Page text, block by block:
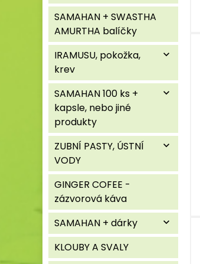
SAMAHAN + SWASTHA
AMURTHA balíčky
IRAMUSU, pokožka,
krev
expand_more
SAMAHAN 100 ks +
kapsle, nebo jiné
produkty
expand_more
ZUBNÍ PASTY, ÚSTNÍ
VODY
expand_more
GINGER COFEE -
zázvorová káva
SAMAHAN + dárky
expand_more
KLOUBY A SVALY